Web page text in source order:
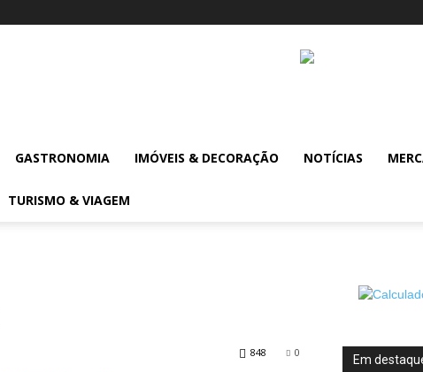
GASTRONOMIA IMÓVEIS & DECORAÇÃO NOTÍCIAS
TURISMO & VIAGEM
0
848
Em